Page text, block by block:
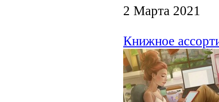
2 Марта 2021
Книжное